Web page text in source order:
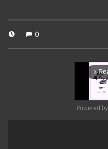
0
arrow_forward_ios
Powered by